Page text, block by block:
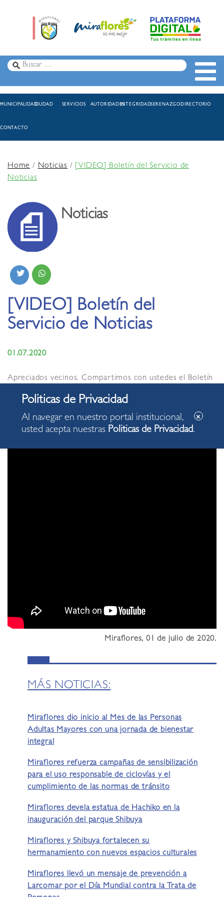
MUNICIPALIDADCIUDAD SERVICIOS AUTORIDADESINTEGRIDADSERENAZGODIRECTORIO
CONTACTO
Home/Noticias /
[VIDEO] Boletín del Servicio de
Noticias
Noticias
[VIDEO] Boletín del
Servicio de Noticias
01.07.2020
Apreciados vecinos. Compartimos con ustedes el Boletín
de hoy miércoles, 01 de julio de 2020, con algunas de las
acciones desarrolladas en nuestro distrito.
Miraflores, 01 de julio de 2020.
MÁS NOTICIAS:
Miraflores dio inicio al Mes de las Personas
Adultas Mayores con una jornada de bienestar
integral
Miraflores refuerza campañas de sensibilización
para el uso responsable de ciclovías y el
cumplimiento de las normas de tránsito
Miraflores devela estatua de Hachiko en la
inauguración del parque Shibuya
Miraflores y Shibuya fortalecen su
hermanamiento con nuevos espacios culturales
Miraflores llevó un mensaje de prevención a
Larcomar por el Día Mundial contra la Trata de
Al navegar en nuestro portal institucional,
usted acepta nuestras Politicas de Privacidad.